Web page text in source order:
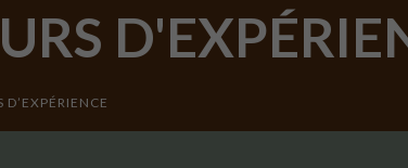
D’EXPÉRIENCE